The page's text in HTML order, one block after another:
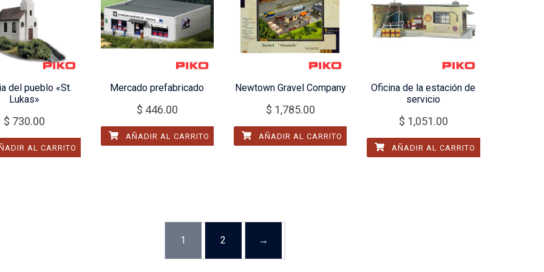
del pueblo «St.
Lukas»
$ 730.00
AL CARRITO
Mercado prefabricado
$ 446.00
AÑADIR AL CARRITO
Newtown Gravel Company
$ 1,785.00
AÑADIR AL CARRITO
Oficina de la estación de
servicio
$ 1,051.00
AÑADIR AL CARRITO
1 2 →